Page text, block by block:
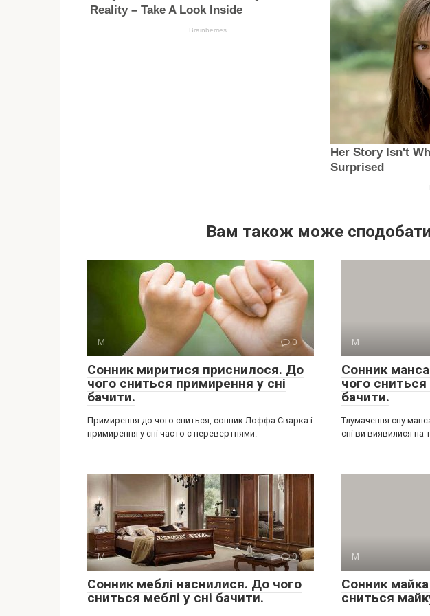
Вам також може
М 0
Сонник миритися приснилося. До
чого сниться примирення у сні
бачити.
Примирення до чого сниться, сонник Лоффа Сварка і
примирення у сні часто є перевертнями.
М
Сонник
чого сниться
бачити.
Тлумачення сну
сні ви виявилися на
М 0
Сонник меблі наснилися. До чого
сниться меблі у сні бачити.
М
Сонник
сниться